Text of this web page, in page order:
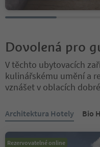
Dovolená pro
V těchto ubytovacích
kulinářskému umění a
vznášet v oblacích
Architektura Hotely Bio
Rezervovatelné online